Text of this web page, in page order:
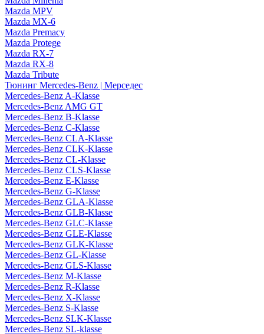
Mazda MPV
Mazda MX-6
Mazda Premacy
Mazda Protege
Mazda RX-7
Mazda RX-8
Mazda Tribute
Тюнинг Mercedes-Benz | Мерседес
Mercedes-Benz A-Klasse
Mercedes-Benz AMG GT
Mercedes-Benz B-Klasse
Mercedes-Benz C-Klasse
Mercedes-Benz CLA-Klasse
Mercedes-Benz CLK-Klasse
Mercedes-Benz CL-Klasse
Mercedes-Benz CLS-Klasse
Mercedes-Benz E-Klasse
Mercedes-Benz G-Klasse
Mercedes-Benz GLA-Klasse
Mercedes-Benz GLB-Klasse
Mercedes-Benz GLC-Klasse
Mercedes-Benz GLE-Klasse
Mercedes-Benz GLK-Klasse
Mercedes-Benz GL-Klasse
Mercedes-Benz GLS-Klasse
Mercedes-Benz M-Klasse
Mercedes-Benz R-Klasse
Mercedes-Benz X-Klasse
Mercedes-Benz S-Klasse
Mercedes-Benz SLK-Klasse
Mercedes-Benz SL-klasse